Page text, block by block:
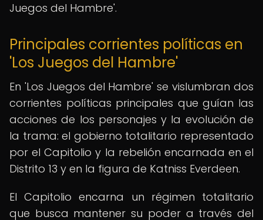
Juegos del Hambre'.
Principales corrientes políticas en
'Los Juegos del Hambre'
En 'Los Juegos del Hambre' se vislumbran dos
corrientes políticas principales que guían las
acciones de los personajes y la evolución de
la trama: el gobierno totalitario representado
por el Capitolio y la rebelión encarnada en el
Distrito 13 y en la figura de Katniss Everdeen.
El Capitolio encarna un régimen totalitario
que busca mantener su poder a través del